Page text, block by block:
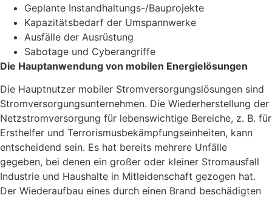
Geplante Instandhaltungs-/Bauprojekte
Kapazitätsbedarf der Umspannwerke
Ausfälle der Ausrüstung
Sabotage und Cyberangriffe
Die Hauptanwendung von mobilen Energielösungen
Die Hauptnutzer mobiler Stromversorgungslösungen sind
Stromversorgungsunternehmen. Die Wiederherstellung der
Netzstromversorgung für lebenswichtige Bereiche, z. B. für
Ersthelfer und Terrorismusbekämpfungseinheiten, kann
entscheidend sein. Es hat bereits mehrere Unfälle
gegeben, bei denen ein großer oder kleiner Stromausfall
Industrie und Haushalte in Mitleidenschaft gezogen hat.
Der Wiederaufbau eines durch einen Brand beschädigten